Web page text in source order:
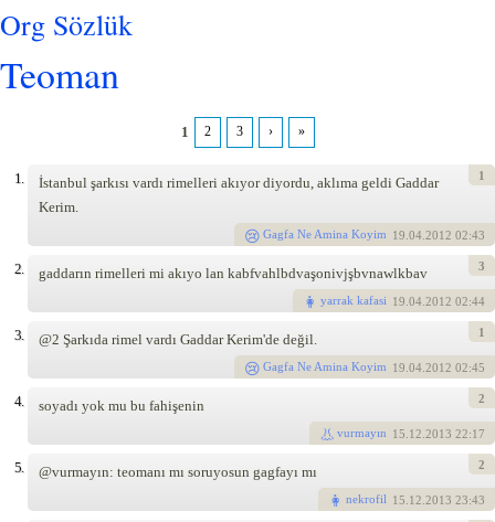
Org Sözlük
Teoman
1 2 3 › »
1.
İstanbul şarkısı vardı rimelleri akıyor diyordu, aklıma geldi Gaddar
Kerim.
Gagfa Ne Amina Koyim 19.04.2012 02:43
1
2. gaddarın rimelleri mi akıyo lan kabfvahlbdvaşonivjşbvnawlkbav
yarrak kafasi 19.04.2012 02:44
3
3. @2 Şarkıda rimel vardı Gaddar Kerim'de değil.
Gagfa Ne Amina Koyim 19.04.2012 02:45
1
4. soyadı yok mu bu fahişenin
vurmayın 15.12.2013 22:17
2
5. @vurmayın: teomanı mı soruyosun gagfayı mı
nekrofil 15.12.2013 23:43
2